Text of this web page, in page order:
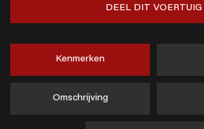
DEEL DIT VOERTUIG
Kenmerken
Omschrijving